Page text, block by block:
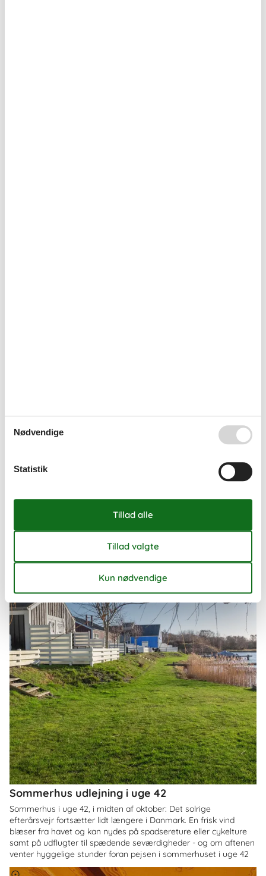
Sommerhus med pool i uge 42 – Efterårsferie
med ekstra luksus
Nyd efterårsferien i uge 42 i et sommerhus med pool, hvor
Sommerhus udlejning i uge 42
Sommerhus i uge 42, i midten af oktober: Det solrige
efterårsvejr fortsætter lidt længere i Danmark. En frisk vind
blæser fra havet og kan nydes på spadsereture eller cykelture
samt på udflugter til spædende seværdigheder - og om aftenen
venter hyggelige stunder foran pejsen i sommerhuset i uge 42
Nødvendige
Statistik